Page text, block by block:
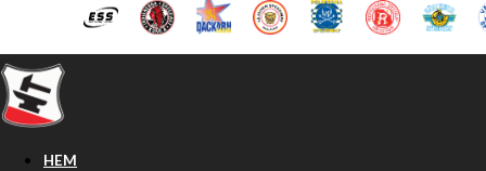
Hoppa till huvudinnehåll Hoppa till sidfot
HEM